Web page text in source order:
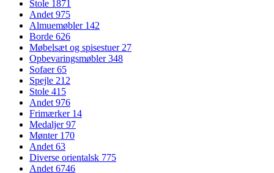
Stole 1871
Andet975
Almuemøbler 142
Borde 626
Møbelsæt og spisestuer27
Opbevaringsmøbler348
Sofaer65
Spejle 212
Stole 415
Andet976
Frimærker 14
Medaljer97
Mønter 170
Andet63
Diverse orientalsk 775
Andet6746